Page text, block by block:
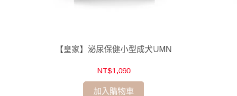
【皇家】泌尿保健小型成犬UMN
NT$1,090
加入購物車